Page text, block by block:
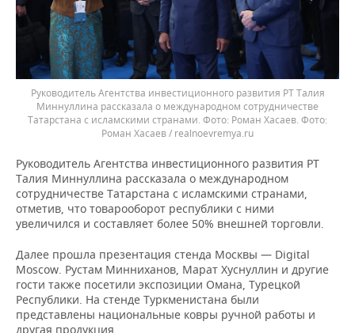
Руководитель Агентства инвестиционного развития РТ Талия
Миннуллина рассказала о международном сотрудничестве
Татарстана с исламскими странами. Фото: Роман Хасаев.
Роман Хасаев / realnoevremya.ru
Руководитель Агентства инвестиционного развития РТ
Талия Миннуллина рассказала о международном
сотрудничестве Татарстана с исламскими странами,
отметив, что товарооборот республики с ними
увеличился и составляет более 50% внешней торговли.
Далее прошла презентация стенда Москвы — Digital
Moscow. Рустам Минниханов, Марат Хуснуллин и другие
гости также посетили экспозиции Омана, Турецкой
Республики. На стенде Туркменистана были
представлены национальные ковры ручной работы и
другая продукция.